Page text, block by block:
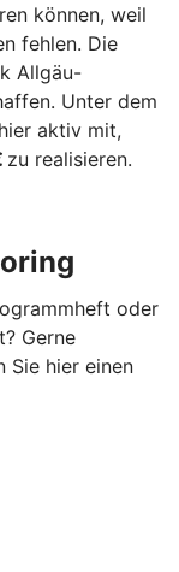
können, weil
fehlen. Die
Allgäu-
Unter dem
aktiv mit,
zu realisieren.
oder
Gerne
Sie hier einen